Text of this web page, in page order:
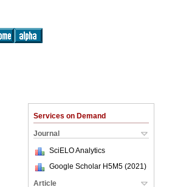
Services on Demand
Journal
SciELO Analytics
Google Scholar H5M5 (2021 )
Article